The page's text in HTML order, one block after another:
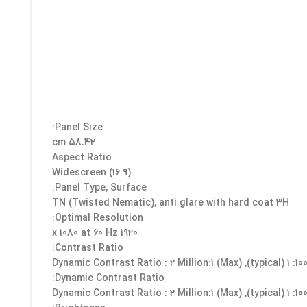
Panel Size:
58.42 cm
Aspect Ratio
Widescreen (16:9)
Panel Type, Surface:
TN (Twisted Nematic), anti glare with hard coat 3H
Optimal Resolution:
1920 x 1080 at 60 Hz
Contrast Ratio:
1000: 1 (typical), Dynamic
Dynamic Contrast Ratio:
1000: 1 (typical), Dynamic